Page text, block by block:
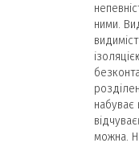
ними.
набуває
можна.